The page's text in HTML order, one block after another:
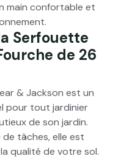
main confortable et
Serfouette
de 26
& Jackson est un
pour tout jardinier
de son jardin.
tâches, elle est
qualité de votre sol.